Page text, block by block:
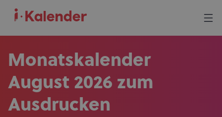
Monatskalender
August 2026 zum
Ausdrucken